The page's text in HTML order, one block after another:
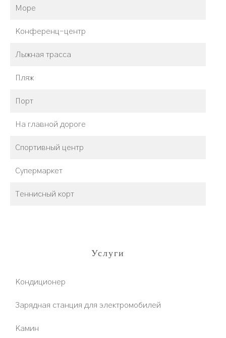
Море
Конференц-центр
Лыжная трасса
Пляж
Порт
На главной дороге
Спортивный центр
Супермаркет
Теннисный корт
Услуги
Кондиционер
Зарядная станция для электромобилей
Камин